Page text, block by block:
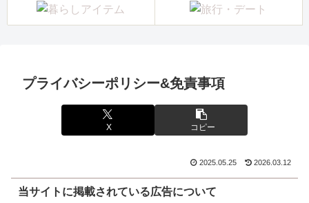
プライバシーポリシー&免責事項
X コピー
2025.05.25 2026.03.12
当サイトに掲載されている広告について